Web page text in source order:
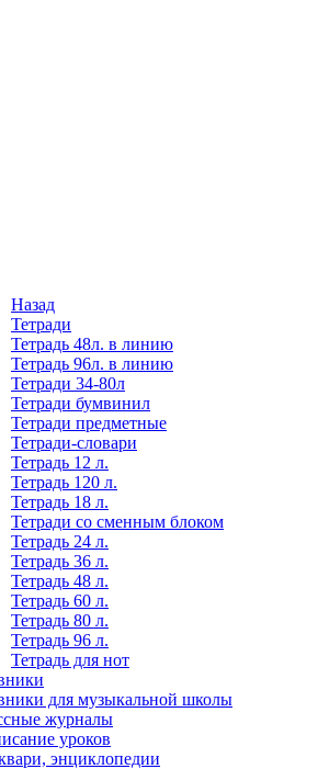
Назад
Тетради
Тетрадь 48л. в линию
Тетрадь 96л. в линию
Тетради 34-80л
Тетради бумвинил
Тетради предметные
Тетради-словари
Тетрадь 12 л.
Тетрадь 120 л.
Тетрадь 18 л.
Тетради со сменным блоком
Тетрадь 24 л.
Тетрадь 36 л.
Тетрадь 48 л.
Тетрадь 60 л.
Тетрадь 80 л.
Тетрадь 96 л.
Тетрадь для нот
для музыкальной школы
журналы
уроков
энциклопедии